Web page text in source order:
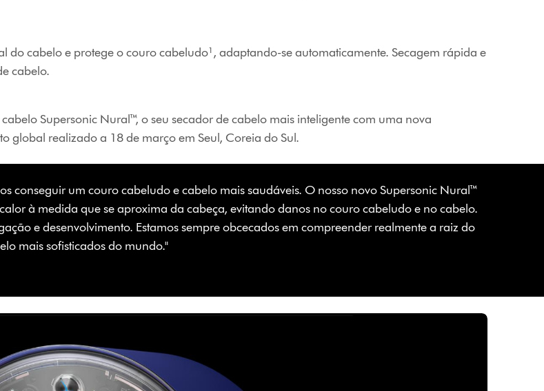
do cabelo e protege o couro cabeludo¹, adaptando-se automaticamente. Secagem rápida e
cabelo.
Supersonic Nural™, o seu secador de cabelo mais inteligente com uma nova
global realizado a 18 de março em Seul, Coreia do Sul.
conseguir um couro cabeludo e cabelo mais saudáveis. O nosso novo Supersonic Nural™
à medida que se aproxima da cabeça, evitando danos no couro cabeludo e no cabelo.
e desenvolvimento. Estamos sempre obcecados em compreender realmente a raiz do
mais sofisticados do mundo."